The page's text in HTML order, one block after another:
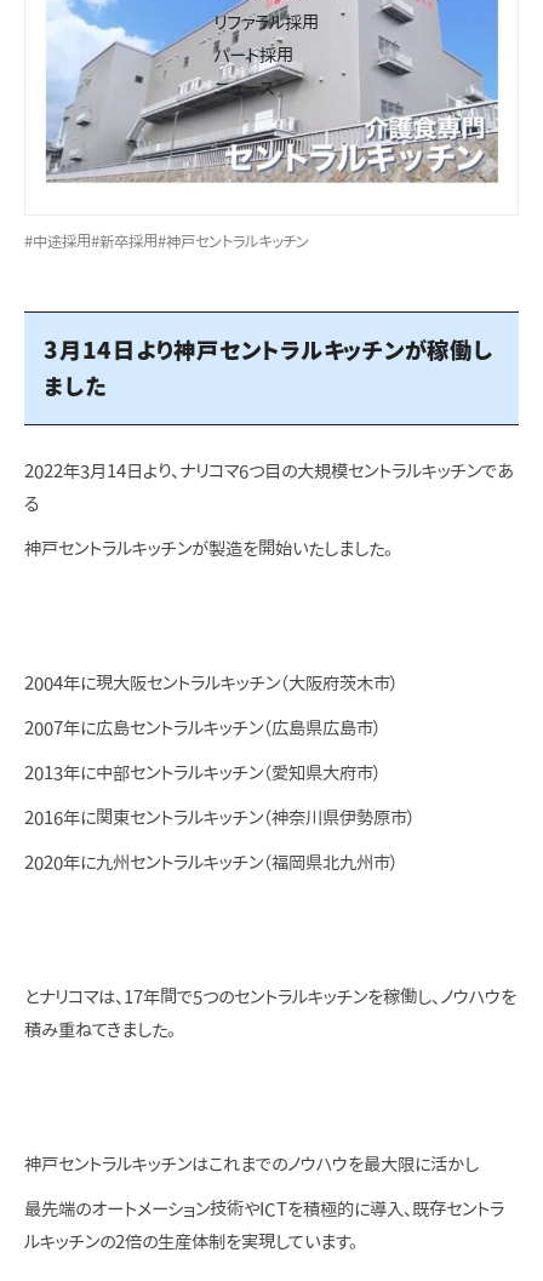
リファラル採用
パート採用
ニュース
#中途採用#新卒採用#神戸セントラルキッチン
3月14日より神戸セントラルキッチンが稼働し
ました
2022年3月14日より、ナリコマ6つ目の大規模セントラルキッチンであ
る
神戸セントラルキッチンが製造を開始いたしました。
2004年に現大阪セントラルキッチン（大阪府茨木市）
2007年に広島セントラルキッチン（広島県広島市）
2013年に中部セントラルキッチン（愛知県大府市）
2016年に関東セントラルキッチン（神奈川県伊勢原市）
2020年に九州セントラルキッチン（福岡県北九州市）
とナリコマは、17年間で5つのセントラルキッチンを稼働し、ノウハウを
積み重ねてきました。
神戸セントラルキッチンはこれまでのノウハウを最大限に活かし
最先端のオートメーション技術やICTを積極的に導入、既存セントラ
ルキッチンの2倍の生産体制を実現しています。